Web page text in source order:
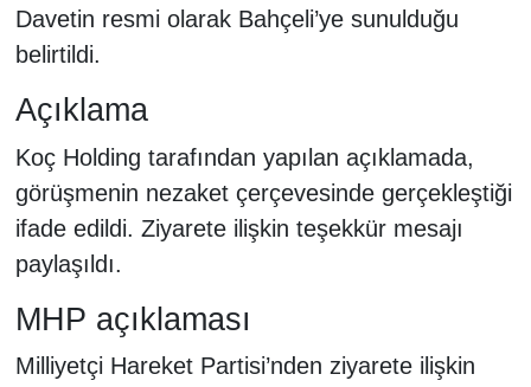
Davetin resmi olarak Bahçeli’ye sunulduğu
belirtildi.
Açıklama
Koç Holding tarafından yapılan açıklamada,
görüşmenin nezaket çerçevesinde gerçekleştiği
ifade edildi. Ziyarete ilişkin teşekkür mesajı
paylaşıldı.
MHP açıklaması
Milliyetçi Hareket Partisi’nden ziyarete ilişkin